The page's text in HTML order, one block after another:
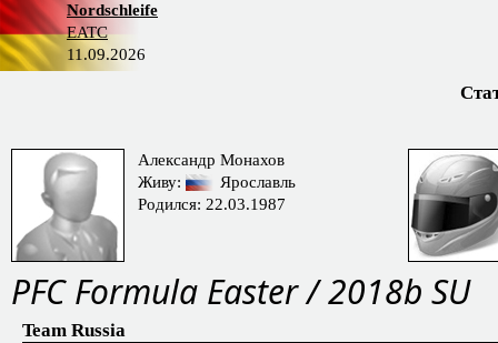
Nordschleife
EATC
11.09.2026
Александр Монахов
Живу:
Ярославль
Родился: 22.03.1987
PFС Formula Easter / 2018b SU
Team Russia